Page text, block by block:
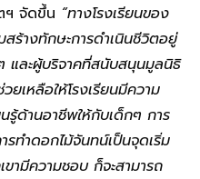
ฯ จัดขึ้น “ทางโรงเรียนของ
สร้างทักษะการดำเนินชีวิตอยู่
และผู้บริจาคที่สนับสนุนมูลนิธิ
เหลือให้โรงเรียนมีความ
รู้ด้านอาชีพให้กับเด็กๆ การ
รทำดอกไม้จันทน์เป็นจุดเริ่ม
ขามีความชอบ ก็จะสามารถ